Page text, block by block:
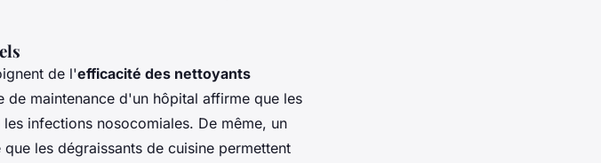
de l'efficacité des nettoyants
de maintenance d'un hôpital affirme que les
infections nosocomiales. De même, un
les dégraissants de cuisine permettent